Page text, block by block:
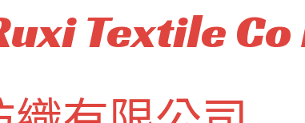
Textile Co